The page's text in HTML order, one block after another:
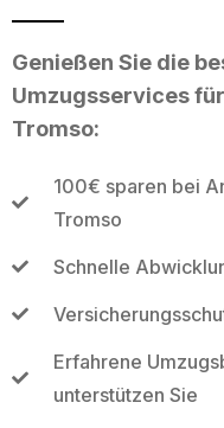
Genießen Sie die
Umzugsservices
Tromso:
100€ sparen bei
Tromso
Schnelle
Erfahrene
unterstützen Sie